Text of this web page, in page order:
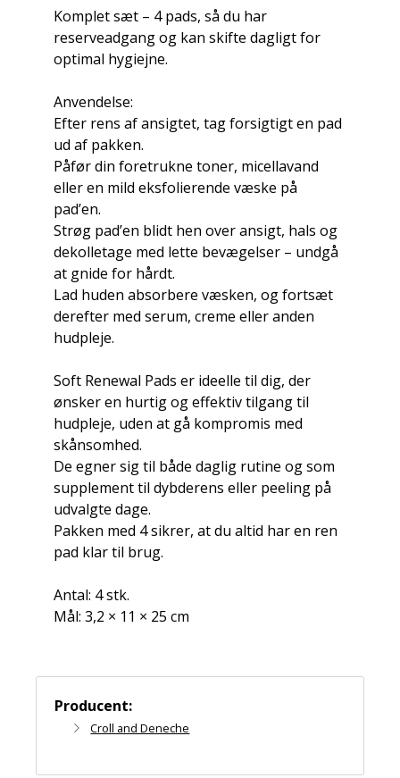
Komplet sæt – 4 pads, så du har
reserveadgang og kan skifte dagligt for
optimal hygiejne.
Anvendelse:
Efter rens af ansigtet, tag forsigtigt en pad
ud af pakken.
Påfør din foretrukne toner, micellavand
eller en mild eksfolierende væske på
pad’en.
Strøg pad’en blidt hen over ansigt, hals og
dekolletage med lette bevægelser – undgå
at gnide for hårdt.
Lad huden absorbere væsken, og fortsæt
derefter med serum, creme eller anden
hudpleje.
Soft Renewal Pads er ideelle til dig, der
ønsker en hurtig og effektiv tilgang til
hudpleje, uden at gå kompromis med
skånsomhed.
De egner sig til både daglig rutine og som
supplement til dybderens eller peeling på
udvalgte dage.
Pakken med 4 sikrer, at du altid har en ren
pad klar til brug.
Antal: 4 stk.
Mål: 3,2 × 11 × 25 cm
Producent:
Croll and Deneche